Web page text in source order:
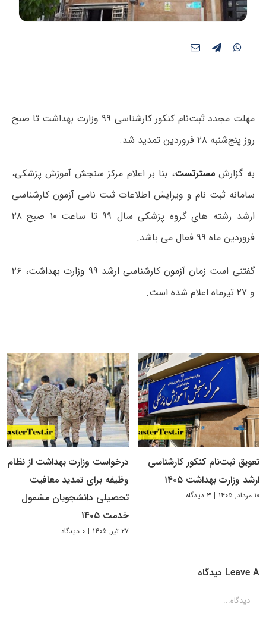
مهلت مجدد ثبت‌نام کنکور کارشناسی ۹۹ وزارت بهداشت تا صبح
روز پنج‌شنبه ۲۸ فروردین تمدید شد.
به گزارشمسترتست، بنا بر اعلام مرکز سنجش آموزش پزشکی،
سامانه ثبت نام و ویرایش اطلاعات ثبت نامی آزمون کارشناسی
ارشد رشته های گروه پزشکی سال ۹۹
تا ساعت ۱۰ صبح ۲۸
فروردین ماه ۹۹ فعال می باشد.
گفتنی است زمان آزمون کارشناسی ارشد ۹۹ وزارت بهداشت
، ۲۶
و ۲۷ تیرماه اعلام شده است.
تعویق ثبت‌نام کنکور کارشناسی
ارشد وزارت بهداشت ۱۴۰۵
۱۰ مرداد, ۱۴۰۵ | ۳ دیدگاه
درخواست وزارت بهداشت از نظام
وظیفه برای تمدید معافیت
تحصیلی دانشجویان مشمول
خدمت ۱۴۰۵
۲۷ تیر, ۱۴۰۵ | ۰ دیدگاه
Leave A دیدگاه
دیدگاه